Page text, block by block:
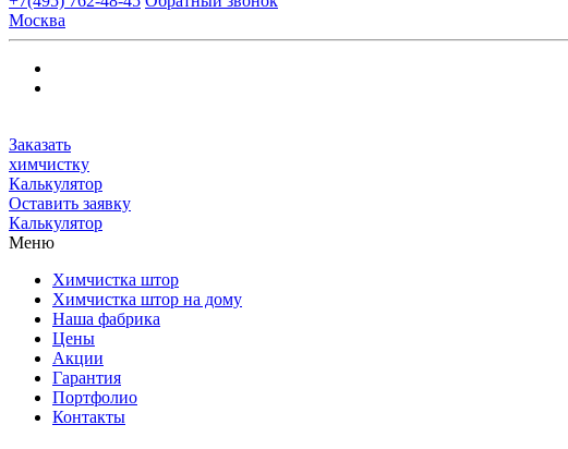
Москва
Заказать
химчистку
Калькулятор
Оставить заявку
Калькулятор
Меню
Химчистка штор
Химчистка штор на дому
Наша фабрика
Цены
Акции
Гарантия
Портфолио
Контакты